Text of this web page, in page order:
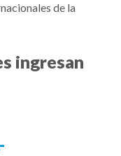
de la
ingresan